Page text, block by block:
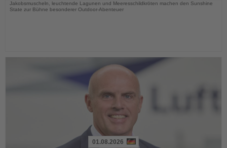
Jakobsmuscheln, leuchtende Lagunen und Meeresschildkröten machen den Sunshine
State zur Bühne besonderer Outdoor-Abenteuer
01.08.2026